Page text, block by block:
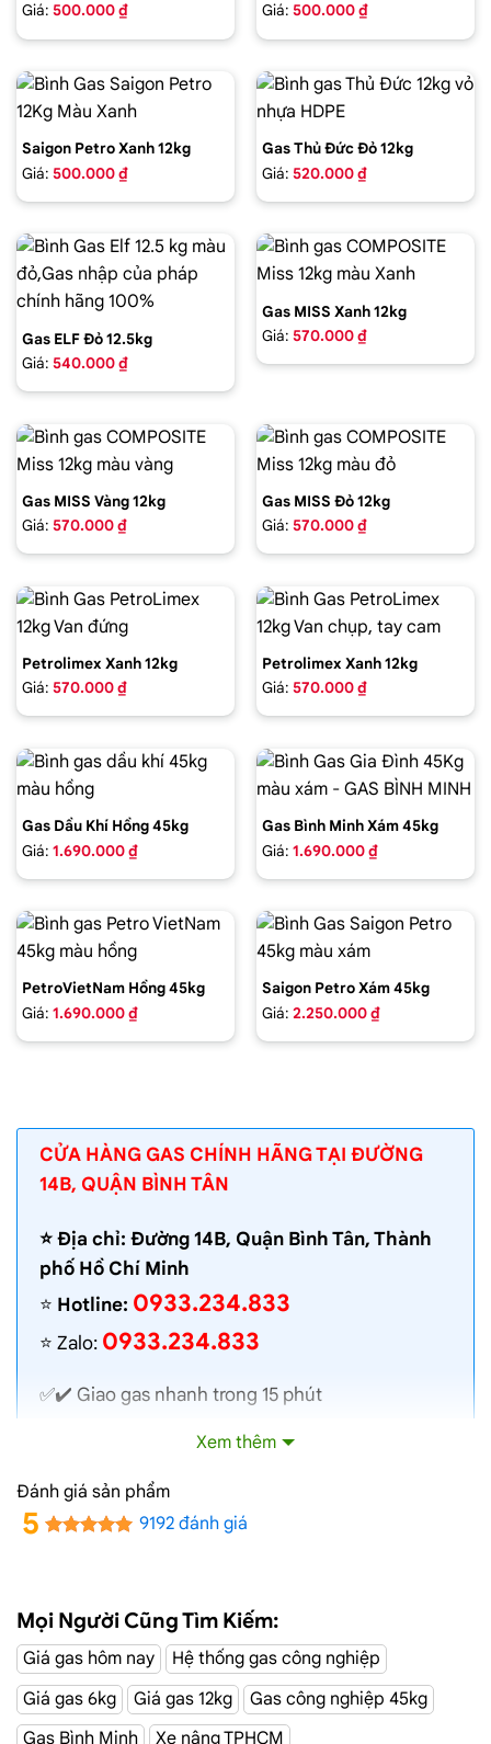
Giá: 500.000 ₫
Giá: 500.000 ₫
Saigon Petro Xanh 12kg
Giá: 500.000 ₫
Gas Thủ Đức Đỏ 12kg
Giá: 520.000 ₫
Gas ELF Đỏ 12.5kg
Giá: 540.000 ₫
Gas MISS Xanh 12kg
Giá: 570.000 ₫
Gas MISS Vàng 12kg
Giá: 570.000 ₫
Gas MISS Đỏ 12kg
Giá: 570.000 ₫
Petrolimex Xanh 12kg
Giá: 570.000 ₫
Petrolimex Xanh 12kg
Giá: 570.000 ₫
Gas Dầu Khí Hồng 45kg
Giá: 1.690.000 ₫
Gas Bình Minh Xám 45kg
Giá: 1.690.000 ₫
PetroVietNam Hồng 45kg
Giá: 1.690.000 ₫
Saigon Petro Xám 45kg
Giá: 2.250.000 ₫
CỬA HÀNG GAS CHÍNH HÃNG TẠI ĐƯỜNG
14B, QUẬN BÌNH TÂN
⭐️ Địa chỉ: Đường 14B, Quận Bình Tân, Thành
phố Hồ Chí Minh
⭐️ Hotline: 0933.234.833
⭐️ Zalo: 0933.234.833
✅✔️ Giao gas nhanh trong 15 phút
✅✔️ Gas đủ ký, chất lượng cao, bình gas được
kiểm định định kỳ
✅✔️ Bán gas đúng giá niêm yết trên web
✅✔️ Giao gas và lắp đặt miễn phí
Đại Lý Gas Đường 14B, Quận Bình Tân
Giao Gas Sài Gònvới hệ thống hơn 100 cửa hàng tại
Xem thêm
Đánh giá sản phẩm
5 9192 đánh giá
Mọi Người Cũng Tìm Kiếm:
Giá gas hôm nay
Hệ thống gas công nghiệp
Giá gas 6kg
Giá gas 12kg
Gas công nghiệp 45kg
Gas Bình Minh
Xe nâng TPHCM